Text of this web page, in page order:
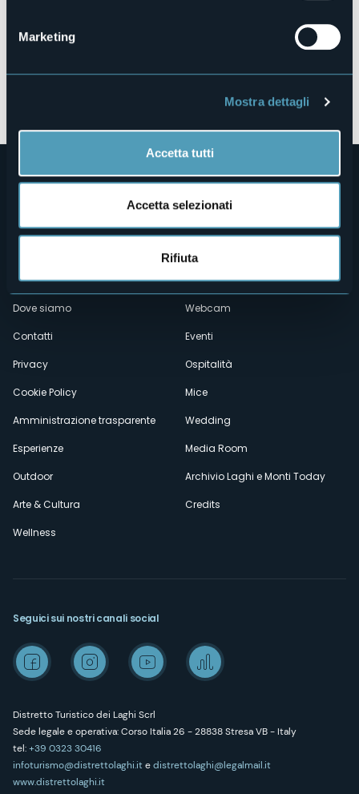
Marketing
Mostra dettagli
Accetta tutti
Accetta selezionati
Rifiuta
Menù
secondario
Chi siamo
Dove siamo
Contatti
Privacy
Cookie Policy
Amministrazione trasparente
Esperienze
Outdoor
Arte & Cultura
Wellness
Enogastronomia
Webcam
Eventi
Ospitalità
Mice
Wedding
Media Room
Archivio Laghi e Monti Today
Credits
Distretto Turistico dei Laghi Scrl
Sede legale e operativa: Corso Italia 26 - 28838 Stresa VB - Italy
tel:+39 0323 30416
infoturismo@distrettolaghi.itedistrettolaghi@legalmail.it
www.distrettolaghi.it
Seguici sui nostri canali social